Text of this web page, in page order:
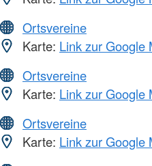
Ortsvereine
Karte: Link zur Google
Ortsvereine
Karte: Link zur Google
Ortsvereine
Karte: Link zur Google